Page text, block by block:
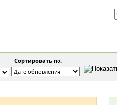
Сортировать по: